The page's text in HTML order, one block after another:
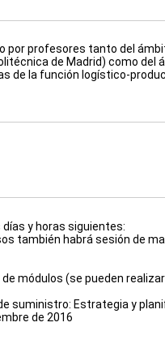
por profesores tanto del
de Madrid) como
de la función logístico-
y horas siguientes:
también habrá sesión de
módulos (se pueden
suministro: Estrategia y
de 2016